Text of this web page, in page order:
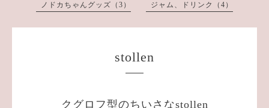
ノドカちゃんグッズ（3） ジャム、ドリンク（4）
stollen
クグロフ型のちいさなstollen